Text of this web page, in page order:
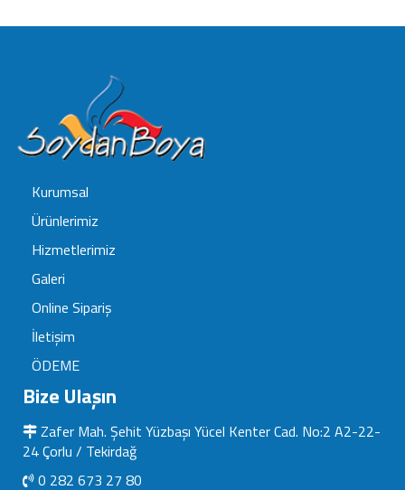
Kurumsal
Ürünlerimiz
Hizmetlerimiz
Galeri
Online Sipariş
İletişim
ÖDEME
Bize Ulaşın
Zafer Mah. Şehit Yüzbaşı Yücel Kenter Cad. No:2 A2-22-
24 Çorlu / Tekirdağ
0 282 673 27 80